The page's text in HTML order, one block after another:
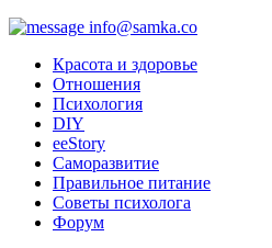
info@samka.co
Красота и здоровье
Отношения
Психология
DIY
ееStory
Саморазвитие
Правильное питание
Советы психолога
Форум